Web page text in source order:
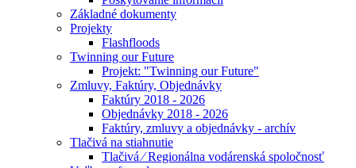
Základné dokumenty
Projekty
Flashfloods
Twinning our Future
Projekt: "Twinning our Future"
Zmluvy, Faktúry, Objednávky
Faktúry 2018 - 2026
Objednávky 2018 - 2026
Faktúry, zmluvy a objednávky - archív
Tlačivá na stiahnutie
Tlačivá ⁄ Regionálna vodárenská spoločnosť